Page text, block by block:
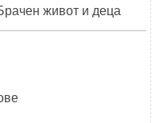
живот и деца